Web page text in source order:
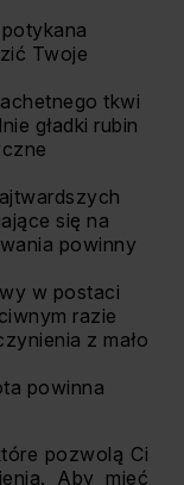
Twoje
tkwi
gładki rubin
się na
powinny
w postaci
razie
z mało
powinna
pozwolą Ci
Aby mieć